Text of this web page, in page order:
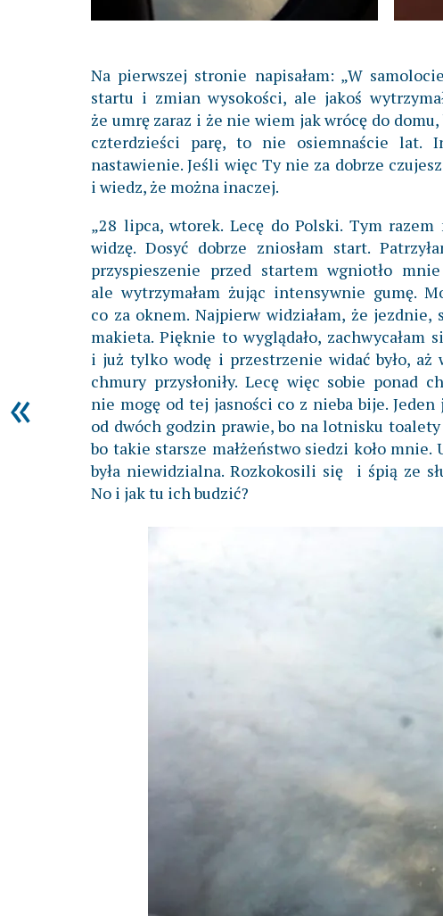
Na pierwszej stronie napisałam: „W
startu i zmian wysokości, ale jakoś
że umrę zaraz i że nie wiem jak wrócę do
czterdzieści parę, to nie osiemnaście lat.
nastawienie. Jeśli więc Ty nie za dobrze
i wiedz, że można inaczej.
„28 lipca, wtorek. Lecę do Polski. Tym
widzę. Dosyć dobrze zniosłam start.
przyspieszenie przed startem wgniotło
ale wytrzymałam żując intensywnie gumę.
co za oknem. Najpierw widziałam, że
makieta. Pięknie to wyglądało, zachwycałam
i już tylko wodę i przestrzenie widać było, aż
chmury przysłoniły. Lecę więc sobie
nie mogę od tej jasności co z nieba bije.
od dwóch godzin prawie, bo na lotnisku
bo takie starsze małżeństwo siedzi koło
była niewidzialna. Rozkokosili się i śpią ze
No i jak tu ich budzić?
«